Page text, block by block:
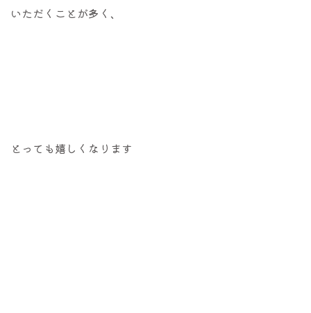
いただくことが多く、
とっても嬉しくなります